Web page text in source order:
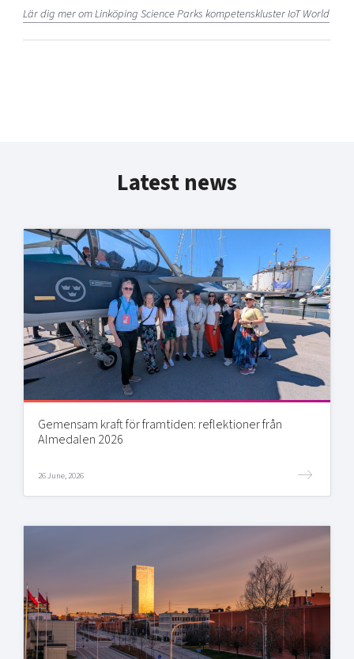
Lär dig mer om Linköping Science Parks kompetenskluster IoT World
Latest news
Gemensam kraft för framtiden: reflektioner från
Almedalen 2026
26 June, 2026